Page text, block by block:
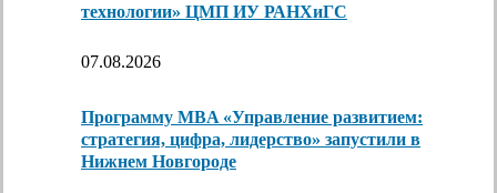
технологии» ЦМП ИУ РАНХиГС
07.08.2026
Программу MBA «Управление развитием:
стратегия, цифра, лидерство» запустили в
Нижнем Новгороде